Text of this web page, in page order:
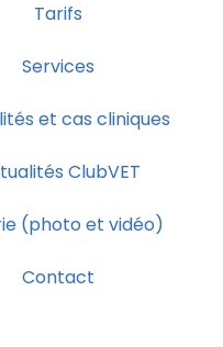
Tarifs
Services
et cas cliniques
ClubVET
(photo et vidéo)
Contact